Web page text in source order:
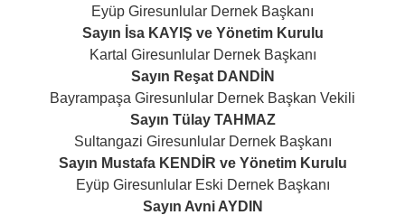
Eyüp Giresunlular Dernek Başkanı
Sayın İsa KAYIŞ ve Yönetim Kurulu
Kartal Giresunlular Dernek Başkanı
Sayın Reşat DANDİN
Bayrampaşa Giresunlular Dernek Başkan Vekili
Sayın Tülay TAHMAZ
Sultangazi Giresunlular Dernek Başkanı
Sayın Mustafa KENDİR ve Yönetim Kurulu
Eyüp Giresunlular Eski Dernek Başkanı
Sayın Avni AYDIN